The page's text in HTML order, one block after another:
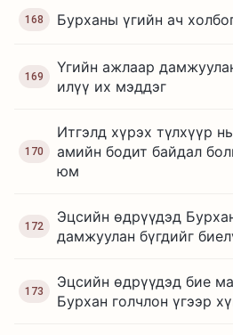
168 Бурханы үгийн ач
169
Үгийн ажлаар
илүү их мэддэг
170
Итгэлд хүрэх түлхүүр
амийн бодит байдал
юм
172
Эцсийн өдрүүдэд
дамжуулан бүгдийг
173
Эцсийн өдрүүдэд бие
Бурхан голчлон үгээр